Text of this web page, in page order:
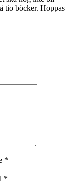
tio böcker. Hoppas
*
*